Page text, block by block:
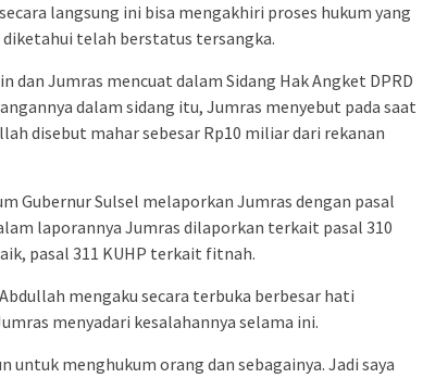
langsung ini bisa mengakhiri proses hukum yang
telah berstatus tersangka.
dan Jumras mencuat dalam Sidang Hak Angket DPRD
dalam sidang itu, Jumras menyebut pada saat
disebut mahar sebesar Rp10 miliar dari rekanan
Gubernur Sulsel melaporkan Jumras dengan pasal
laporannya Jumras dilaporkan terkait pasal 310
pasal 311 KUHP terkait fitnah.
mengaku secara terbuka berbesar hati
menyadari kesalahannya selama ini.
untuk menghukum orang dan sebagainya. Jadi saya